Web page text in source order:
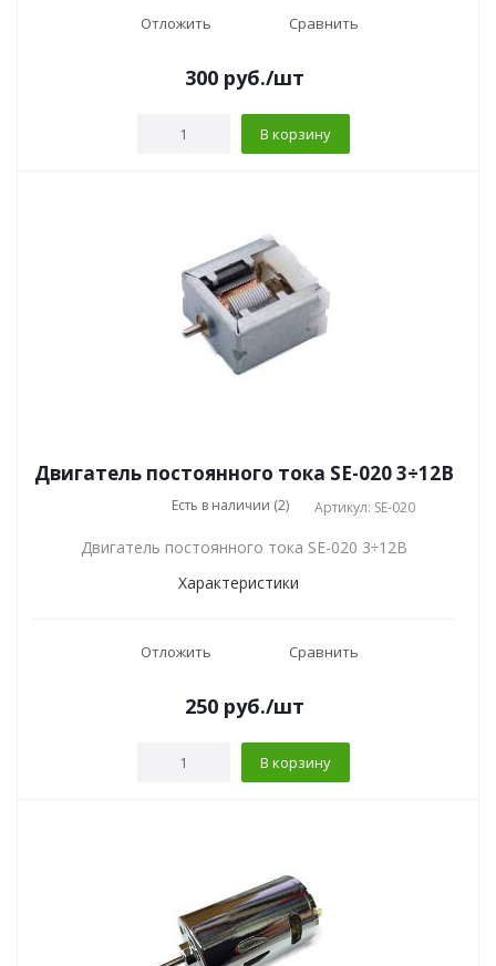
Отложить Сравнить
300руб./шт
В корзину
Двигатель постоянного тока SE-020 3÷12В
Есть в наличии (2) Артикул: SE-020
Двигатель постоянного тока SE-020 3÷12В
Характеристики
Отложить Сравнить
250руб./шт
В корзину